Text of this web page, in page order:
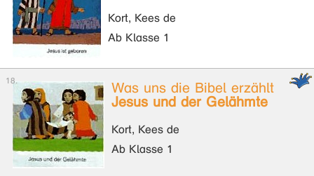
Kort, Kees de
Ab Klasse 1
Was uns die Bibel erzählt
Jesus und der Gelähmte
Kort, Kees de
Ab Klasse 1